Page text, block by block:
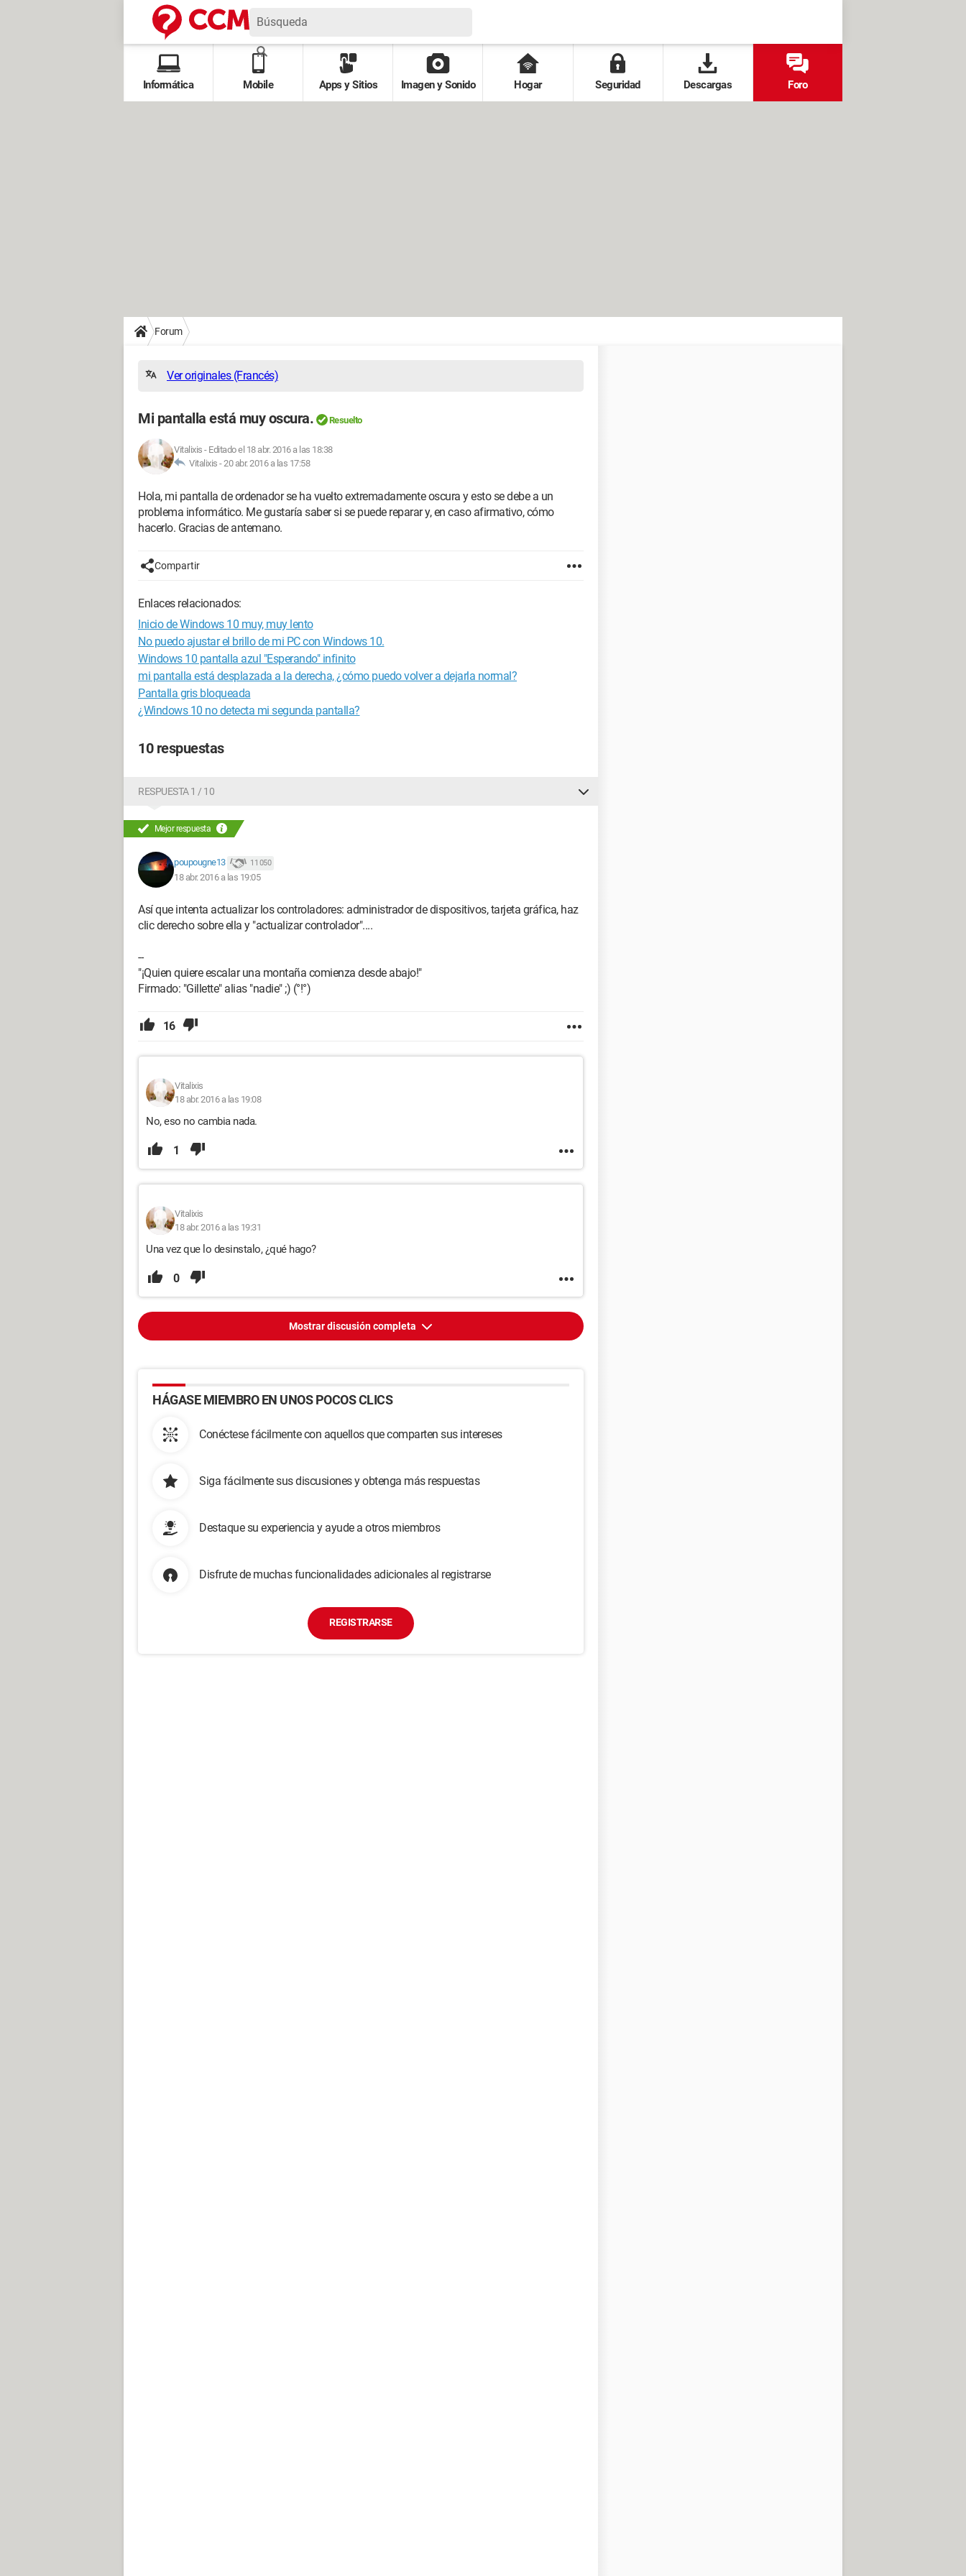
Informática Mobile Apps y Sitios Imagen y Sonido Hogar Seguridad Descargas Foro
Forum
Ver originales (Francés)
Mi pantalla está muy oscura. Resuelto
Vitalixis - Editado el 18 abr. 2016 a las 18:38
Vitalixis -20 abr. 2016 a las 17:58
Hola, mi pantalla de ordenador se ha vuelto extremadamente oscura y esto se debe a un
problema informático. Me gustaría saber si se puede reparar y, en caso afirmativo, cómo
hacerlo. Gracias de antemano.
Compartir
Enlaces relacionados:
Inicio de Windows 10 muy, muy lento
No puedo ajustar el brillo de mi PC con Windows 10.
Windows 10 pantalla azul "Esperando" infinito
mi pantalla está desplazada a la derecha, ¿cómo puedo volver a dejarla normal?
Pantalla gris bloqueada
¿Windows 10 no detecta mi segunda pantalla?
10 respuestas
RESPUESTA 1 / 10
Mejor respuesta
poupougne13 11 050
18 abr. 2016 a las 19:05
Así que intenta actualizar los controladores: administrador de dispositivos, tarjeta gráfica, haz
clic derecho sobre ella y "actualizar controlador"....
--
"¡Quien quiere escalar una montaña comienza desde abajo!"
Firmado: "Gillette" alias "nadie" ;) (°!°)
16
Vitalixis
18 abr. 2016 a las 19:08
No, eso no cambia nada.
1
Vitalixis
18 abr. 2016 a las 19:31
Una vez que lo desinstalo, ¿qué hago?
0
Mostrar discusión completa
HÁGASE MIEMBRO EN UNOS POCOS CLICS
Conéctese fácilmente con aquellos que comparten sus intereses
Siga fácilmente sus discusiones y obtenga más respuestas
Destaque su experiencia y ayude a otros miembros
Disfrute de muchas funcionalidades adicionales al registrarse
REGISTRARSE